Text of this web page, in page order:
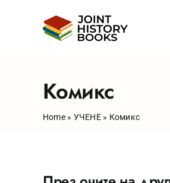
Комикс
Home» УЧЕНЕ» Комикс